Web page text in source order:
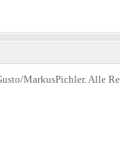
MarkusPichler. Alle